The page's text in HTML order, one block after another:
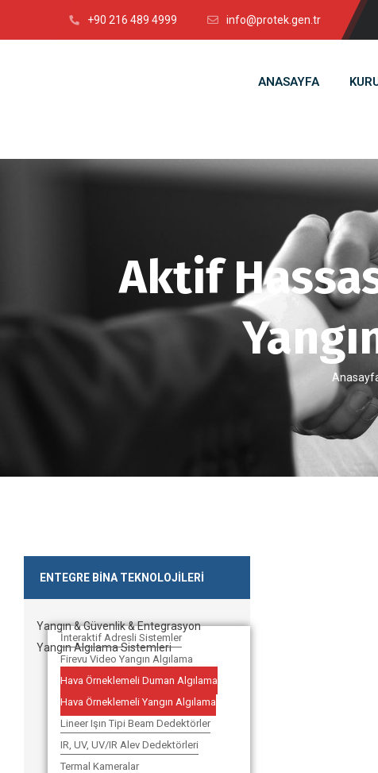
+90 216 489 4999 info@protek.gen.tr
ANASAYFA
Aktif
ENTEGRE BİNA TEKNOLOJİLERİ
Yangın & Güvenlik & Entegrasyon
Yangın Algılama Sistemleri
İnteraktif Adresli Sistemler
Firevu Video Yangın Algılama
Hava Örneklemeli Duman Algılama
Hava Örneklemeli Yangın Algılama
Lineer Işın Tipi Beam Dedektörler
IR, UV, UV/IR Alev Dedektörleri
Termal Kameralar